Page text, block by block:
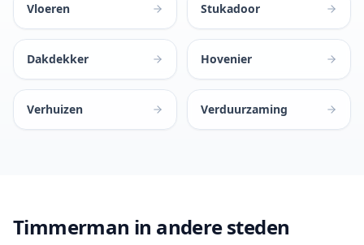
Vloeren Stukadoor
Dakdekker Hovenier
Verhuizen Verduurzaming
Timmerman in andere steden